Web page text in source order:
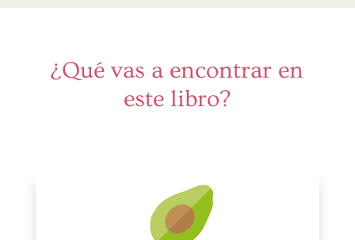
¿Qué vas a encontrar en
este libro?